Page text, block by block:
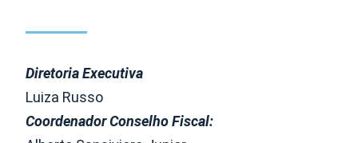
Diretoria Executiva
Luiza Russo
Coordenador Conselho Fiscal: